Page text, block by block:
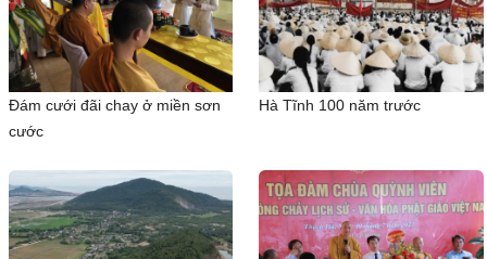
Đám cưới đãi chay ở miền sơn
cước
Hà Tĩnh 100 năm trước